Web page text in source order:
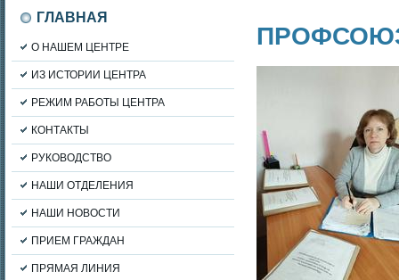
ГЛАВНАЯ
О НАШЕМ ЦЕНТРЕ
ИЗ ИСТОРИИ ЦЕНТРА
РЕЖИМ РАБОТЫ ЦЕНТРА
КОНТАКТЫ
РУКОВОДСТВО
НАШИ ОТДЕЛЕНИЯ
НАШИ НОВОСТИ
ПРИЕМ ГРАЖДАН
ПРЯМАЯ ЛИНИЯ